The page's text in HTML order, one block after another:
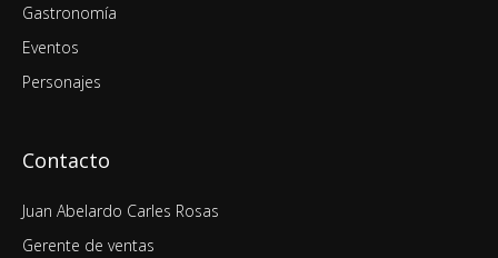
Gastronomía
Eventos
Personajes
Contacto
Juan Abelardo Carles Rosas
Gerente de ventas